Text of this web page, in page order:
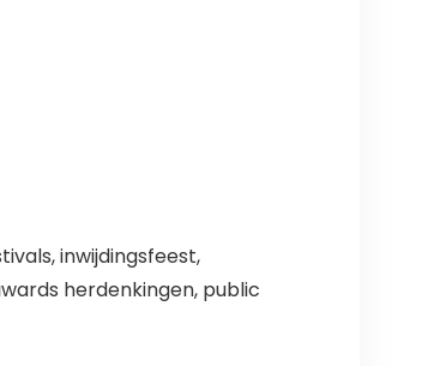
inwijdingsfeest,
herdenkingen, public